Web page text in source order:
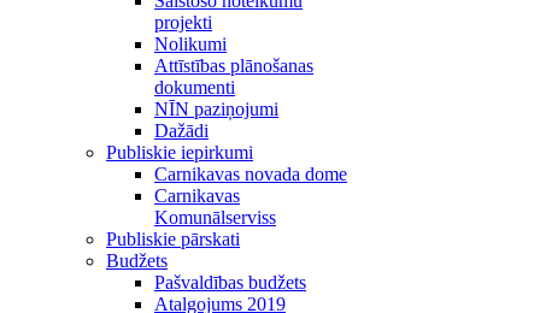
projekti
Nolikumi
Attīstības plānošanas
dokumenti
NĪN paziņojumi
Dažādi
Publiskie iepirkumi
Carnikavas novada dome
Carnikavas
Komunālserviss
Publiskie pārskati
Budžets
Pašvaldības budžets
Atalgojums 2019